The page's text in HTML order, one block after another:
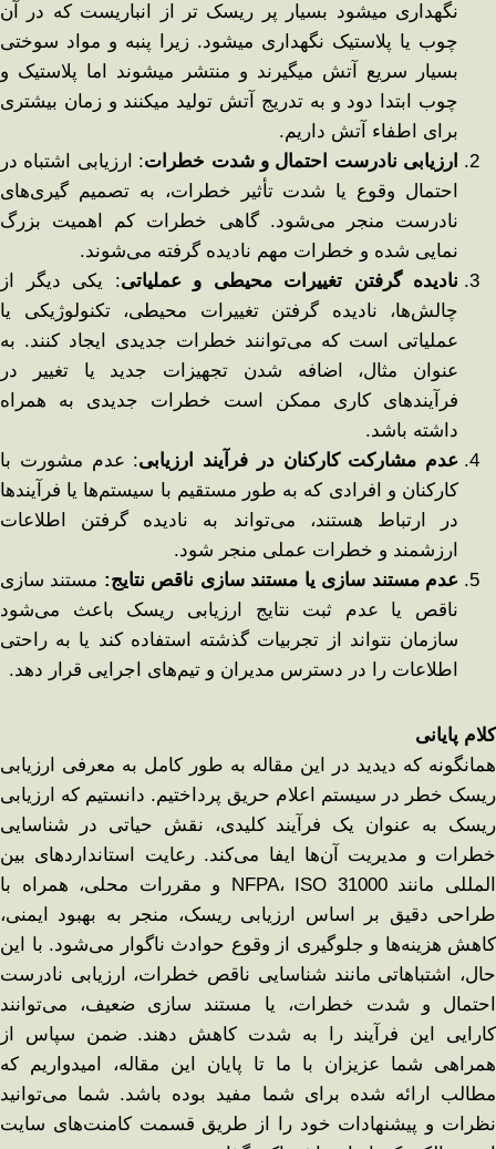
نگهداری میشود بسیار پر ریسک تر از انباریست که در آن
چوب یا پلاستیک نگهداری میشود. زیرا پنبه و مواد سوختی
بسیار سریع آتش میگیرند و منتشر میشوند اما پلاستیک و
چوب ابتدا دود و به تدریج آتش تولید میکنند و زمان بیشتری
برای اطفاء آتش داریم.
ارزیابی نادرست احتمال و شدت خطرات: ارزیابی اشتباه در
احتمال وقوع یا شدت تأثیر خطرات، به تصمیم‌ گیری‌های
نادرست منجر می‌شود. گاهی خطرات کم ‌اهمیت بزرگ
‌نمایی شده و خطرات مهم نادیده گرفته می‌شوند.
نادیده گرفتن تغییرات محیطی و عملیاتی: یکی دیگر از
چالش‌ها، نادیده گرفتن تغییرات محیطی، تکنولوژیکی یا
عملیاتی است که می‌توانند خطرات جدیدی ایجاد کنند. به‌
عنوان مثال، اضافه شدن تجهیزات جدید یا تغییر در
فرآیندهای کاری ممکن است خطرات جدیدی به همراه
داشته باشد.
عدم مشارکت کارکنان در فرآیند ارزیابی: عدم مشورت با
کارکنان و افرادی که به ‌طور مستقیم با سیستم‌ها یا فرآیندها
در ارتباط هستند، می‌تواند به نادیده گرفتن اطلاعات
ارزشمند و خطرات عملی منجر شود.
عدم مستند سازی یا مستند سازی ناقص نتایج: مستند سازی
ناقص یا عدم ثبت نتایج ارزیابی ریسک باعث می‌شود
سازمان نتواند از تجربیات گذشته استفاده کند یا به راحتی
اطلاعات را در دسترس مدیران و تیم‌های اجرایی قرار دهد.
کلام پایانی
همانگونه که دیدید در این مقاله به طور کامل به معرفی ارزیابی
ریسک خطر در سیستم اعلام حریق پرداختیم. دانستیم که ارزیابی
ریسک به‌ عنوان یک فرآیند کلیدی، نقش حیاتی در شناسایی
خطرات و مدیریت آن‌ها ایفا می‌کند. رعایت استانداردهای بین
‌المللی مانند NFPA، ISO 31000 و مقررات محلی، همراه با
طراحی دقیق بر اساس ارزیابی ریسک، منجر به بهبود ایمنی،
کاهش هزینه‌ها و جلوگیری از وقوع حوادث ناگوار می‌شود. با این
‌حال، اشتباهاتی مانند شناسایی ناقص خطرات، ارزیابی نادرست
احتمال و شدت خطرات، یا مستند سازی ضعیف، می‌توانند
کارایی این فرآیند را به ‌شدت کاهش دهند. ضمن سپاس از
همراهی شما عزیزان با ما تا پایان این مقاله، امیدواریم که
مطالب ارائه شده برای شما مفید بوده باشد. شما می‌توانید
نظرات و پیشنهادات خود را از طریق قسمت کامنت‌های سایت